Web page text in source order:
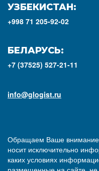
УЗБЕКИСТАН:
+998 71 205-92-02
БЕЛАРУСЬ:
+7 (37525) 527-21-11
info@glogist.ru
Обращаем Ваше внимание
носит исключительно
каких условиях